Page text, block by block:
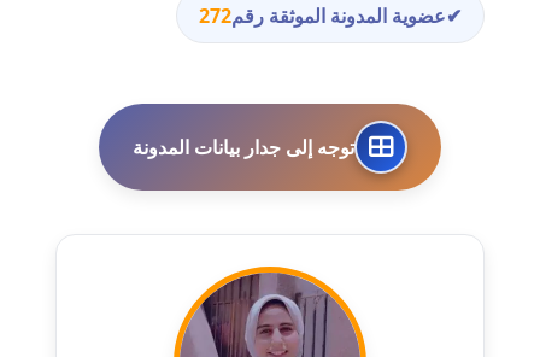
مدونة أحمد الجمال
عاملة
مدونة احمد الحسيني
عاملة
مدونة احمد زكريا
مدونة أحمد زيدان
عاملة
✔عضوية المدونة الموثقة رقم272
توجه إلى جدار بيانات المدونة